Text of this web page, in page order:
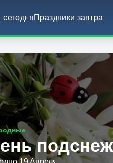
сегодняПраздники завтра
19 Апреля